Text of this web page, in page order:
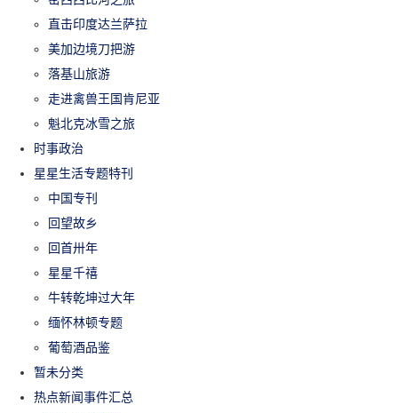
直击印度达兰萨拉
美加边境刀把游
落基山旅游
走进禽兽王国肯尼亚
魁北克冰雪之旅
时事政治
星星生活专题特刊
中国专刊
回望故乡
回首卅年
星星千禧
牛转乾坤过大年
缅怀林顿专题
葡萄酒品鉴
暂未分类
热点新闻事件汇总